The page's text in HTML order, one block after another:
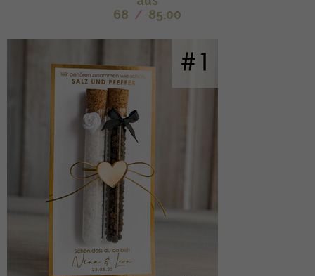
68 / 85.00